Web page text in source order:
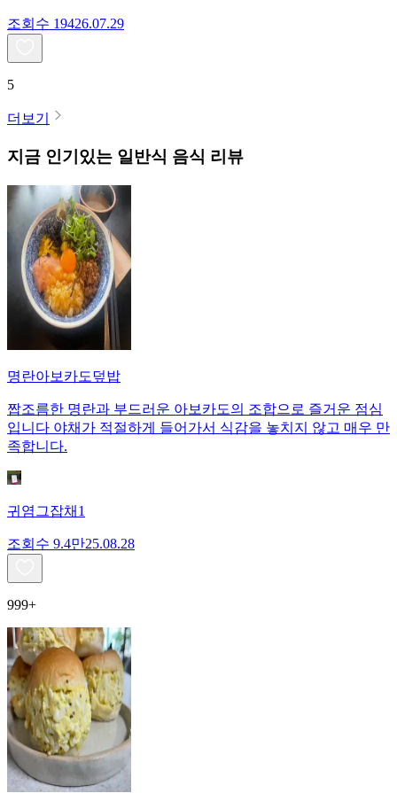
조회수 19426.07.29
5
더보기
지금 인기있는 일반식 음식 리뷰
명란아보카도덮밥
짭조름한 명란과 부드러운 아보카도의 조합으로 즐거운 점심
입니다 야채가 적절하게 들어가서 식감을 놓치지 않고 매우 만
족합니다.
귀염그잡채1
조회수 9.4만25.08.28
999+